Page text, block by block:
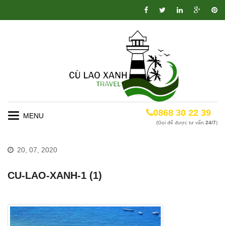
Toggle
0868 30 22 39
(Gọi để được tư vấn 24/7)
20, 07, 2020
CU-LAO-XANH-1 (1)